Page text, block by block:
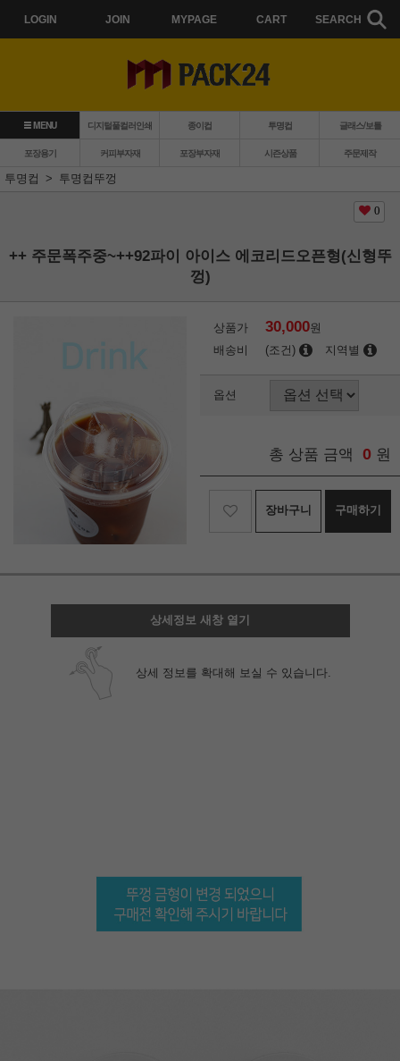
LOGIN JOIN MYPAGE CART SEARCH
MENU 디지털풀컬러인쇄 종이컵 투명컵 글래스/보틀
포장용기 커피부자재 포장부자재 시즌상품
주문제작
투명컵
투명컵뚜껑
0
++ 주문폭주중~++92파이 아이스 에코리드오픈형(신형뚜
껑)
상품가 30,000원
배송비
(조건) 지역별
옵션
총 상품 금액 0 원
장바구니 구매하기
상세정보 새창 열기
상세 정보를 확대해 보실 수 있습니다.